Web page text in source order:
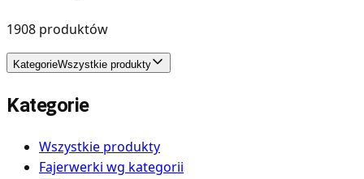
1908 produktów
KategorieWszystkie produkty
Kategorie
Wszystkie produkty
Fajerwerki wg kategorii